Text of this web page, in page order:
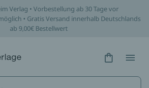
Verlag • Vorbestellung ab 30 Tage vor
• Gratis Versand innerhalb Deutschlands
ab 9,00€ Bestellwert
Hidden